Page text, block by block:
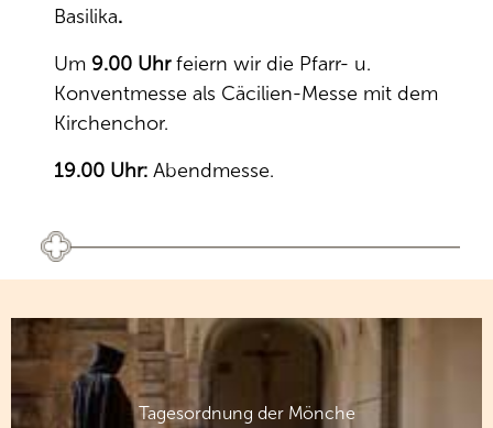
Basilika.
Um 9.00 Uhrfeiern wir die Pfarr- u.
Konventmesse als Cäcilien-Messe mit dem
Kirchenchor.
19.00 Uhr: Abendmesse.
Tagesordnung der Mönche